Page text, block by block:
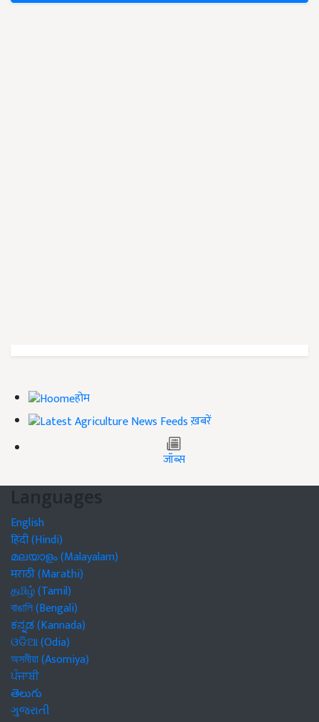
होम
ख़बरें
जॉब्स
Languages
English
हिंदी (Hindi)
മലയാളം (Malayalam)
मराठी (Marathi)
தமிழ் (Tamil)
বাঙালি (Bengali)
ಕನ್ನಡ (Kannada)
ଓଡିଆ (Odia)
অসমীয়া (Asomiya)
ਪੰਜਾਬੀ
తెలుగు
ગુજરાતી